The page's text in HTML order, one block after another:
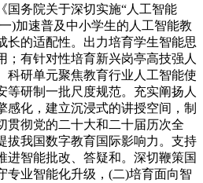
国务院关于深切实施“人工智能
)加速普及中小学生的人工智能教
长的适配性。出力培育学生智能思
；有针对性培育新兴岗亭高技强人
科研单元聚焦教育行业人工智能使
等研制一批尺度规范。充实阐扬人
感化，建立沉浸式的讲授空间，制
贯彻党的二十大和二十届历次全
拔我国数字教育国际影响力。支持
进智能批改、答疑和。深切鞭策国
专业智能化升级，(二)培育面向智